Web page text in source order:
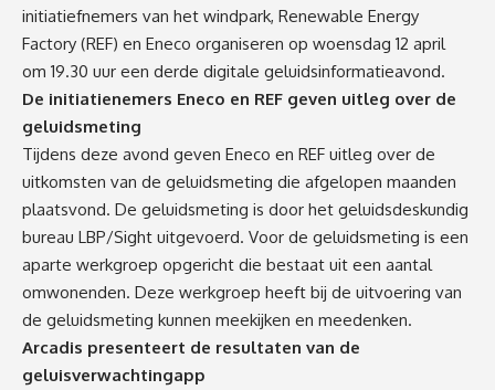
initiatiefnemers van het windpark, Renewable Energy
Factory (REF) en Eneco organiseren op woensdag 12 april
om 19.30 uur een derde digitale geluidsinformatieavond.
De initiatienemers Eneco en REF geven uitleg over de
geluidsmeting
Tijdens deze avond geven Eneco en REF uitleg over de
uitkomsten van de geluidsmeting die afgelopen maanden
plaatsvond. De geluidsmeting is door het geluidsdeskundig
bureau LBP/Sight uitgevoerd. Voor de geluidsmeting is een
aparte werkgroep opgericht die bestaat uit een aantal
omwonenden. Deze werkgroep heeft bij de uitvoering van
de geluidsmeting kunnen meekijken en meedenken.
Arcadis presenteert de resultaten van de
geluisverwachtingapp